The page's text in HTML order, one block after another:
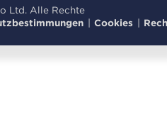
Ltd. Alle Rechte
| Cookies |